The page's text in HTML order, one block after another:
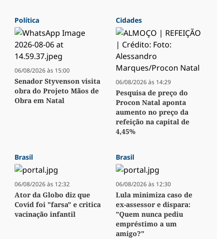
Política
06/08/2026 às 15:00
Senador Styvenson visita
obra do Projeto Mãos de
Obra em Natal
Cidades
06/08/2026 às 14:29
Pesquisa de preço do
Procon Natal aponta
aumento no preço da
refeição na capital de
4,45%
Brasil
06/08/2026 às 12:32
Ator da Globo diz que
Covid foi "farsa" e critica
vacinação infantil
Brasil
06/08/2026 às 12:30
Lula minimiza caso de
ex-assessor e dispara:
"Quem nunca pediu
empréstimo a um
amigo?"